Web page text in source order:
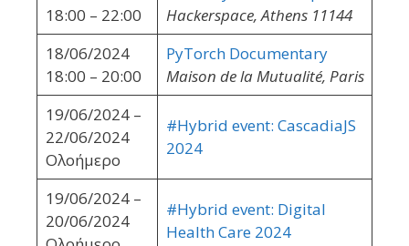
18:00 – 22:00
Hackerspace, Athens 11144
18/06/2024
18:00 – 20:00
PyTorch Documentary
Maison de la Mutualité, Paris
19/06/2024 –
22/06/2024
Ολοήμερο
#Hybrid event: CascadiaJS
2024
19/06/2024 –
20/06/2024
#Hybrid event: Digital
Health Care 2024